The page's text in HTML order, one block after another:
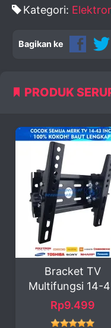
Kategori:
Bagikan ke
PRODUK
Bracket TV
14-43
Inch
Rp9.499